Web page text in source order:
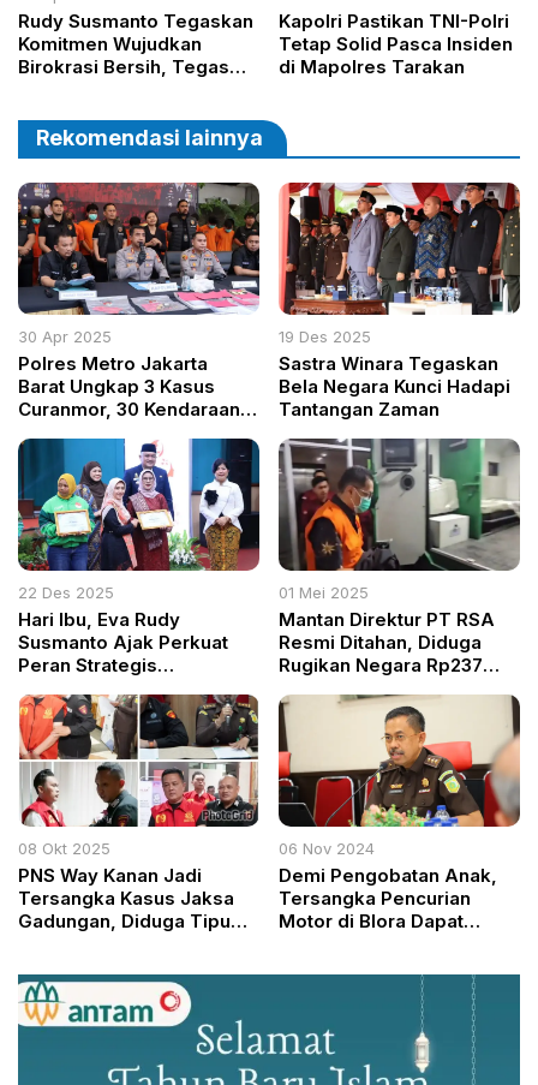
Rudy Susmanto Tegaskan
Komitmen Wujudkan
Birokrasi Bersih, Tegas
Kapolri Pastikan TNI-Polri
Tetap Solid Pasca Insiden
di Mapolres Tarakan
Rekomendasi lainnya
30 Apr 2025
Polres Metro Jakarta
Barat Ungkap 3 Kasus
Curanmor, 30 Kendaraan
Bulan
19 Des 2025
Sastra Winara Tegaskan
Bela Negara Kunci Hadapi
Tantangan Zaman
22 Des 2025
Hari Ibu, Eva Rudy
Susmanto Ajak Perkuat
Peran Strategis
01 Mei 2025
Mantan Direktur PT RSA
Resmi Ditahan, Diduga
Rugikan Negara Rp237
Korupsi Lahan BUMD
Cilacap
08 Okt 2025
PNS Way Kanan Jadi
Tersangka Kasus Jaksa
Gadungan, Diduga Tipu
06 Nov 2024
Demi Pengobatan Anak,
Tersangka Pencurian
Motor di Blora Dapat